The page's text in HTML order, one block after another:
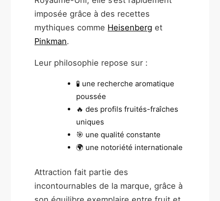
imposée grâce à des recettes
mythiques comme Heisenberg et
Pinkman.
Leur philosophie repose sur :
🧪 une recherche aromatique
poussée
🔥 des profils fruités-fraîches
uniques
🎯 une qualité constante
🌍 une notoriété internationale
Attraction fait partie des
incontournables de la marque, grâce à